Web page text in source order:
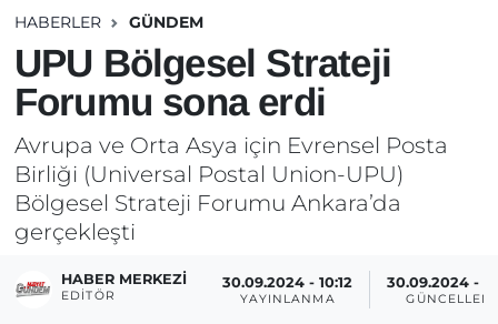
HABERLER GÜNDEM
UPU Bölgesel Strateji
Forumu sona erdi
Avrupa ve Orta Asya için Evrensel Posta
Birliği (Universal Postal Union-UPU)
Bölgesel Strateji Forumu Ankara’da
gerçekleşti
HABER MERKEZI
EDITÖR
30.09.2024 - 10:12
YAYINLANMA
30.09.2024 -